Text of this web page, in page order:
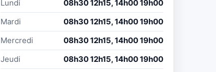
Lundi
08h30 12h15, 14h00 19h00
Mardi
08h30 12h15, 14h00 19h00
Mercredi
08h30 12h15, 14h00 19h00
Jeudi
08h30 12h15, 14h00 19h00